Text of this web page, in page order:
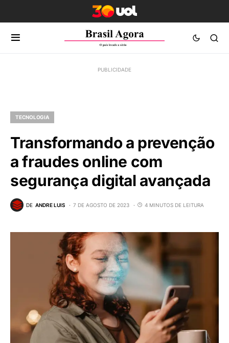
TECNOLOGIA
Transformando a prevenção
a fraudes online com
segurança digital avançada
DE ANDRE LUIS 7 DE AGOSTO DE 2023 4 MINUTOS DE LEITURA